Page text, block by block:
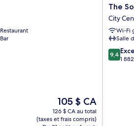
Restaurant
Bar
Le
prix
est
105 $ CA
126 $ CA au total
(taxes et frais compris)
The
Social
Hub
City
Centre
The
City
Wi-Fi
Salle
9.4
sur
9,4
1